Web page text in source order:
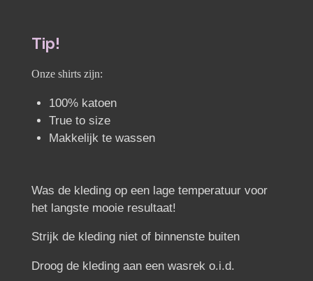
Tip!
Onze shirts zijn:
100% katoen
True to size
Makkelijk te wassen
Was de kleding op een lage temperatuur voor
het langste mooie resultaat!
Strijk de kleding niet of binnenste buiten
Droog de kleding aan een wasrek o.i.d.